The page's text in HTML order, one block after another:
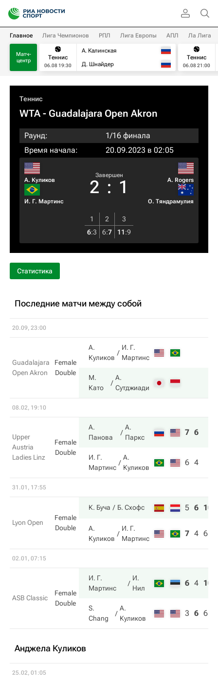
Главное Лига Чемпионов РПЛ Лига Европы АПЛ Ла Лига
Матч-
центр
Теннис
06.08 19:30
А. Калинская
Д. Шнайдер
Теннис
06.08 21:00
Теннис
WTA- Guadalajara Open Akron
Раунд:
1/16 финала
Время начала:
20.09.2023 в 02:05
А. Куликов
И. Г. Мартинс
Завершен
2 : 1 A. Rogers
О. Тяндрамулия
1 2
3
6:3 6:7 11:9
Статистика
Последние матчи между собой
20.09, 23:00
Guadalajara
Open Akron
Female
Double
А.
Куликов
И. Г.
Мартинс
М.
Като
А.
Сутджиади
08.02, 19:10
Upper
Austria
Ladies Linz
Female
Double
А.
Панова
А.
Паркс
7 6
И. Г.
Мартинс
А.
Куликов
6 4
31.01, 17:55
Lyon Open
Female
Double
К. Буча Б. Схофс 5 6 10
А.
Куликов
И. Г.
Мартинс
7 4 6
02.01, 07:15
ASB Classic
Female
Double
И. Г.
Мартинс
И.
Нил
6 4 10
S.
Chang
А.
Куликов
3 6 6
Анджела Куликов
25.02, 01:05